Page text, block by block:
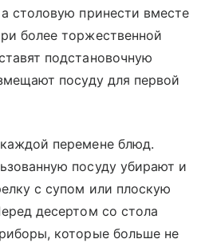
столовую принести вместе
более торжественной
подстановочную
посуду для первой
перемене блюд.
посуду убирают и
с супом или плоскую
десертом со стола
которые больше не